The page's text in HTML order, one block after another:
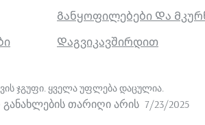
Განყოფილებები Და
Დაგვიკავშირდით
ჯგუფი. ყველა უფლება დაცულია.
თარიღი არის 7/23/2025